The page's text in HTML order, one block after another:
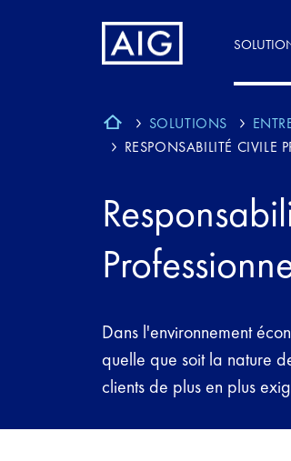
SOLUTIONS
RESPONSABILITÉ CIVILE
Dans l'environnement
quelle que soit la nature
clients de plus en plus